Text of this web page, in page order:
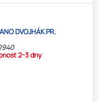
DVOJHÁK PR.
2-3 dny